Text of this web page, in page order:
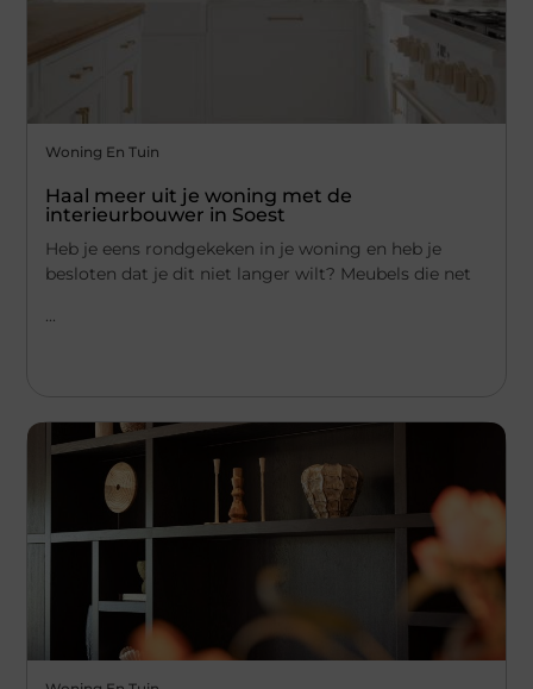
Woning En Tuin
Haal meer uit je woning met de
interieurbouwer in Soest
Heb je eens rondgekeken in je woning en heb je
besloten dat je dit niet langer wilt? Meubels die net
...